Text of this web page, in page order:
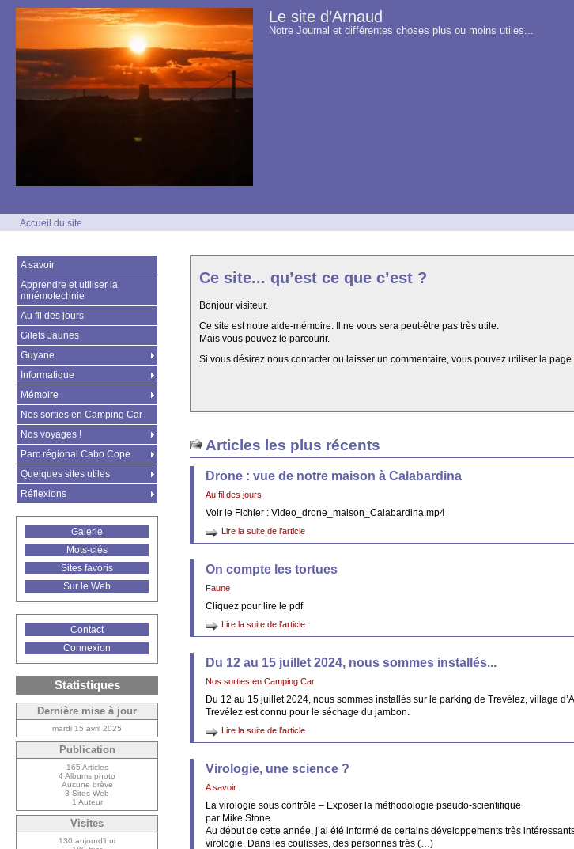
Le site d’Arnaud
Notre Journal et différentes choses plus ou moins utiles...
Accueil du site
Ce site... qu’est ce que c’est ?
Bonjour visiteur.
Ce site est notre aide-mémoire. Il ne vous sera peut-être pas très utile.
Mais vous pouvez le parcourir.
Si vous désirez nous contacter ou laisser un commentaire, vous pouvez utiliser la page
Articles les plus récents
Drone : vue de notre maison à Calabardina
Au fil des jours
Voir le Fichier : Video_drone_maison_Calabardina.mp4
Lire la suite de l’article
On compte les tortues
Faune
Cliquez pour lire le pdf
Lire la suite de l’article
Du 12 au 15 juillet 2024, nous sommes installés...
Nos sorties en Camping Car
Du 12 au 15 juillet 2024, nous sommes installés sur le parking de Trevélez, village
Trevélez est connu pour le séchage du jambon.
Lire la suite de l’article
Virologie, une science ?
A savoir
La virologie sous contrôle – Exposer la méthodologie pseudo-scientifique
par Mike Stone
Au début de cette année, j’ai été informé de certains développements très
virologie. Dans les coulisses, des personnes très (…)
A savoir
Apprendre et utiliser la
mnémotechnie
Au fil des jours
Gilets Jaunes
Guyane
Informatique
Mémoire
Nos sorties en Camping Car
Nos voyages !
Parc régional Cabo Cope
Quelques sites utiles
Réflexions
Galerie
Mots-clés
Sites favoris
Sur le Web
Contact
Connexion
Statistiques
Dernière mise à jour
mardi 15 avril 2025
Publication
165 Articles
4 Albums photo
Aucune brève
3 Sites Web
1 Auteur
Visites
130 aujourd’hui